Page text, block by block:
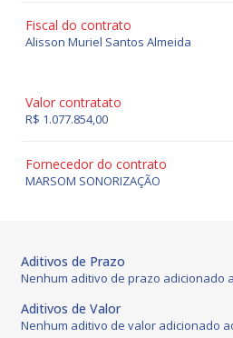
Fiscal do contrato
Alisson Muriel Santos Almeida
Valor contratato
R$ 1.077.854,00
Fornecedor do contrato
MARSOM SONORIZAÇÃO
Aditivos de Prazo
Nenhum aditivo de prazo adicionado
Aditivos de Valor
Nenhum aditivo de valor adicionado